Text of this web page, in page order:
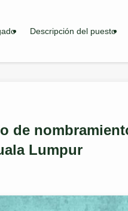
Descripción del puesto
de
Lumpur